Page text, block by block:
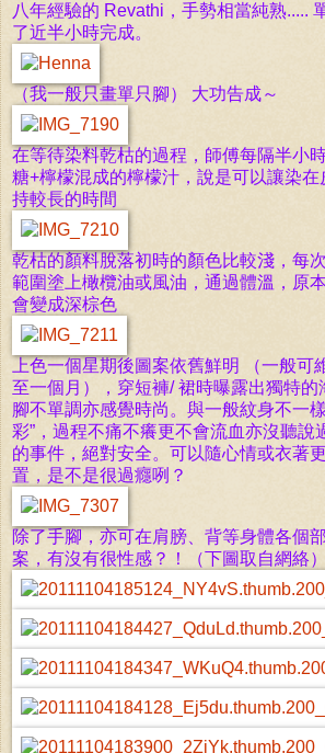
八年經驗的 Revathi，手勢相當純熟.....
了近半小時完成。
（我一般只畫單只腳） 大功告成～
在等待染料乾枯的過程，師傅每隔半小
糖+檸檬混成的檸檬汁，說是可以讓染
持較長的時間
乾枯的顏料脫落初時的顏色比較淺，每
範圍塗上橄欖油或風油，通過體溫，原
會變成深棕色
上色一個星期後圖案依舊鮮明 （一般可
至一個月），穿短褲/ 裙時曝露出獨特的
腳不單調亦感覺時尚。與一般紋身不一
彩”， 過程不痛不癢更不會流血亦沒聽說
的事件，絕對安全。 可以隨心情或衣著
置，是不是很過癮咧？
除了手腳，亦可在肩膀、 背等身體各個
案，有沒有很性感？！（下圖取自網絡）